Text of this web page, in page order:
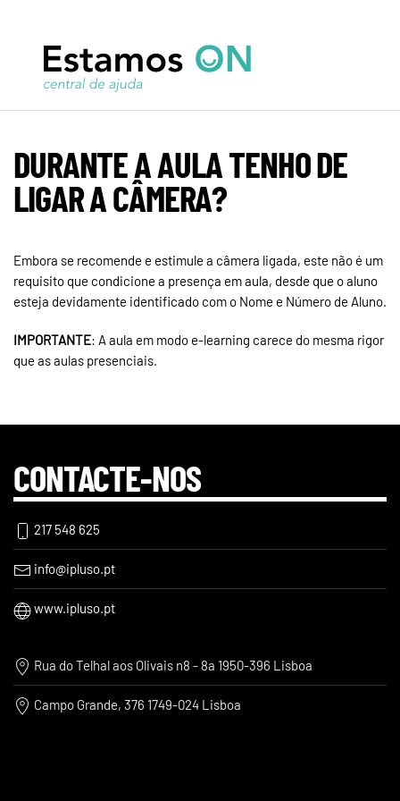
DURANTE A AULA TENHO DE
LIGAR A CÂMERA?
Embora se recomende e estimule a câmera ligada, este não é um
requisito que condicione a presença em aula, desde que o aluno
esteja devidamente identificado com o Nome e Número de Aluno.
IMPORTANTE: A aula em modo e-learning carece do mesma rigor
que as aulas presenciais.
CONTACTE-NOS
217 548 625
info@ipluso.pt
www.ipluso.pt
Rua do Telhal aos Olivais n8 - 8a 1950-396 Lisboa
Campo Grande, 376 1749-024 Lisboa